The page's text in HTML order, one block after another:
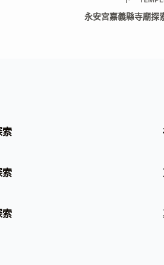
永安宮嘉義縣寺廟探
索
索
索